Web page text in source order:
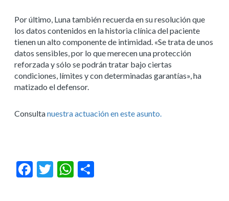
Por último, Luna también recuerda en su resolución que
los datos contenidos en la historia clínica del paciente
tienen un alto componente de intimidad. «Se trata de unos
datos sensibles, por lo que merecen una protección
reforzada y sólo se podrán tratar bajo ciertas
condiciones, límites y con determinadas garantías», ha
matizado el defensor.
Consultanuestra actuación en este asunto.
Facebook
Twitter WhatsApp